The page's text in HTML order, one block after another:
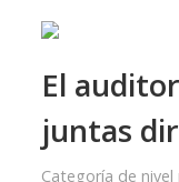
El
juntas
Categoría de nivel